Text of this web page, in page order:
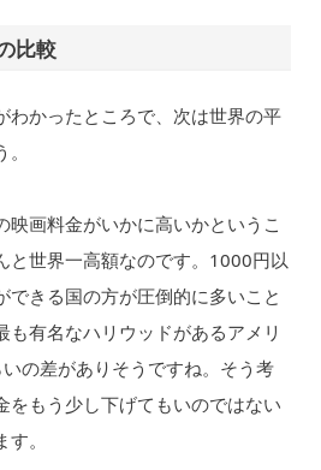
比較
わかったところで、次は世界の平
映画料金がいかに高いかというこ
と世界一高額なのです。1000円以
できる国の方が圧倒的に多いこと
も有名なハリウッドがあるアメリ
の差がありそうですね。そう考
をもう少し下げてもいのではない
。